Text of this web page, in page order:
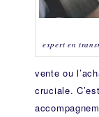
expert en
vente ou
cruciale.